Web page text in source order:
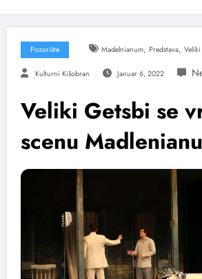
Pozorište Madelnianum, Predstava,
Kulturni Kišobran Januar 6, 2022
Veliki Getsbi se
scenu